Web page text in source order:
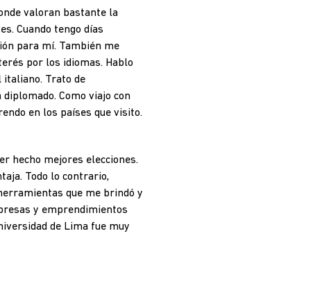
valoran bastante la
Cuando tengo días
para mí. También me
por los idiomas. Hablo
italiano. Trato de
Como viajo con
en los países que visito.
hecho mejores elecciones.
Todo lo contrario,
que me brindó y
y emprendimientos
de Lima fue muy